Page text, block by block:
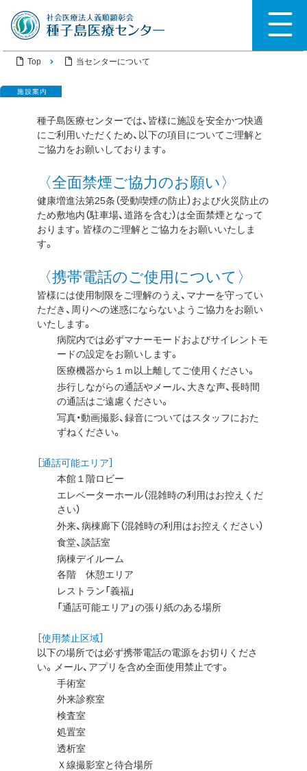
Top 当センターについて
種子島医療センターでは、皆様に施設を安全かつ快適
にご利用いただくため、以下の項目についてご理解と
ご協力をお願いしております。
〈全面禁煙ご協力のお願い〉
健康増進法第25条（受動喫煙の防止）および火災防止の
ため敷地内（駐車場、道路を含む）は全面禁煙となって
おります。皆様のご理解とご協力をお願いいたしま
す。
〈携帯電話のご使用について〉
皆様には使用制限をご理解のうえ、マナーを守ってい
ただき、周りへの迷惑にならないようご協力をお願い
いたします。
病院内では必ずマナーモードおよびサイレントモ
ードの設定をお願いします。
医療機器から１ｍ以上離してご使用ください。
歩行しながらの通話やメール、大きな声、長時間
の通話はご遠慮ください。
写真・動画撮影、録音についてはスタッフにおた
ずねください。
［通話可能エリア］
本館１階ロビー
エレベーターホール（混雑時の利用はお控えくだ
さい）
外来、病棟廊下（混雑時の利用はお控えください）
食堂、談話室
病棟デイルーム
各階 休憩エリア
レストラン「義福」
「通話可能エリア」の張り紙のある場所
［使用禁止区域］
以下の場所では必ず携帯電話の電源をお切りくださ
い。メール、アプリを含め全面使用禁止です。
手術室
外来診察室
検査室
処置室
透析室
Ｘ線撮影室と待合場所